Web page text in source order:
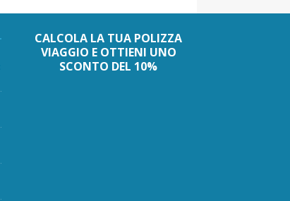
CALCOLA LA TUA POLIZZA
VIAGGIO E OTTIENI UNO
SCONTO DEL 10%